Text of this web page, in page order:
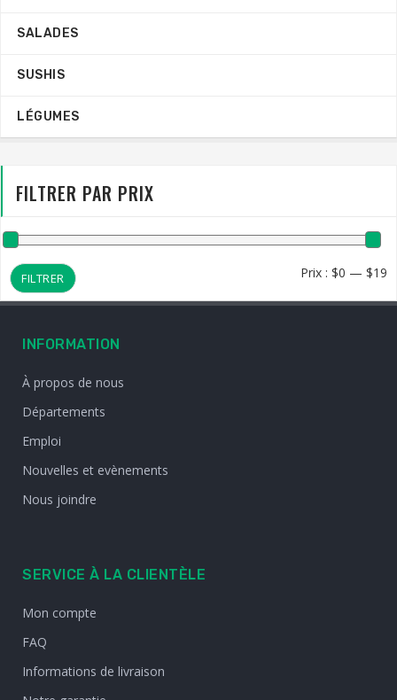
SALADES
SUSHIS
LÉGUMES
FILTRER PAR PRIX
FILTRER Prix : $0 — $19
INFORMATION
À propos de nous
Départements
Emploi
Nouvelles et evènements
Nous joindre
SERVICE À LA CLIENTÈLE
Mon compte
FAQ
Informations de livraison